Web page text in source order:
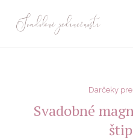
Darčeky
Svadobné